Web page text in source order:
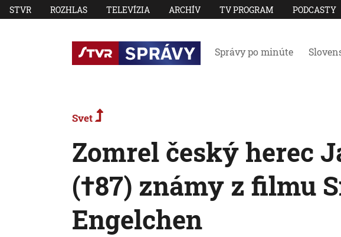
STVR ROZHLAS TELEVÍZIA ARCHÍV TV PROGRAM PODCASTY
Správy po minúte
Svet
Zomrel český herec
(†87) známy z filmu
Engelchen